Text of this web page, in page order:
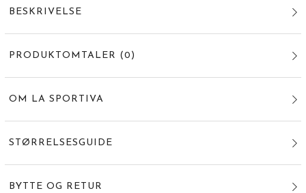
BESKRIVELSE
PRODUKTOMTALER (0 )
OM LA SPORTIVA
STØRRELSESGUIDE
BYTTE OG RETUR